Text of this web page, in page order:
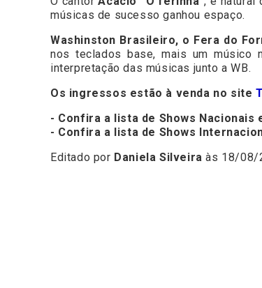
músicas de sucesso ganhou espaço.
Washinston Brasileiro, o Fera do
nos teclados base, mais um músico
interpretação das músicas junto a WB.
Os ingressos estão à venda no site
- Confira a lista de Shows Nacionais
- Confira a lista de Shows
Editado por Daniela Silveira às 18/08/